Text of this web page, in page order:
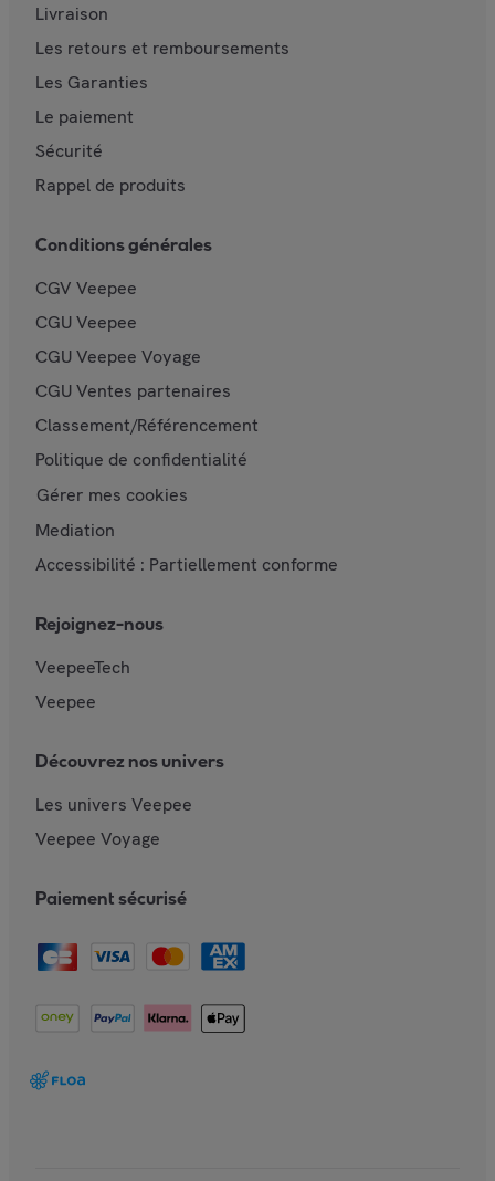
Livraison
Les retours et remboursements
Les Garanties
Le paiement
Sécurité
Rappel de produits
Conditions générales
CGV Veepee
CGU Veepee
CGU Veepee Voyage
CGU Ventes partenaires
Classement/Référencement
Politique de confidentialité
Gérer mes cookies
Mediation
Accessibilité : Partiellement conforme
Rejoignez-nous
VeepeeTech
Veepee
Découvrez nos univers
Les univers Veepee
Veepee Voyage
Paiement sécurisé